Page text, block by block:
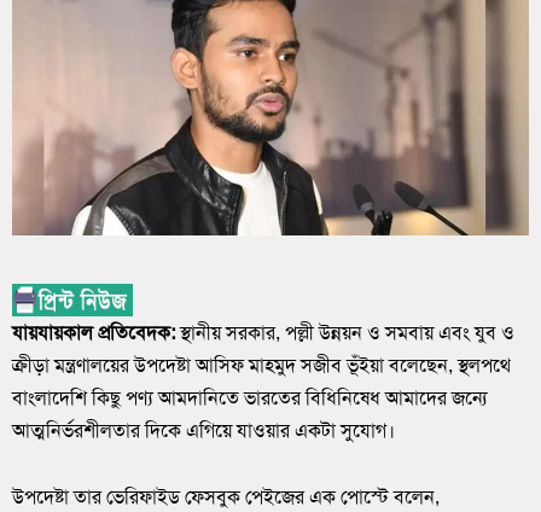
যায়যায়কাল প্রতিবেদক:স্থানীয় সরকার, পল্লী উন্নয়ন ও সমবায় এবং যুব ও
ক্রীড়া মন্ত্রণালয়ের উপদেষ্টা আসিফ মাহমুদ সজীব ভূঁইয়া বলেছেন, স্থলপথে
বাংলাদেশি কিছু পণ্য আমদানিতে ভারতের বিধিনিষেধ আমাদের জন্যে
আত্মনির্ভরশীলতার দিকে এগিয়ে যাওয়ার একটা সুযোগ।
উপদেষ্টা তার ভেরিফাইড ফেসবুক পেইজের এক পোস্টে বলেন,